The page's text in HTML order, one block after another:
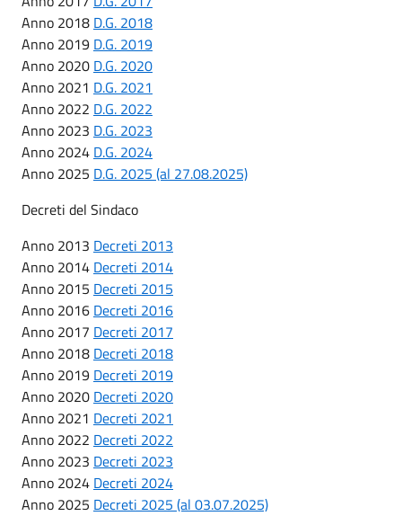
Anno 2018 D.G. 2018
Anno 2019 D.G. 2019
Anno 2020 D.G. 2020
Anno 2021 D.G. 2021
Anno 2022 D.G. 2022
Anno 2023 D.G. 2023
Anno 2024 D.G. 2024
Anno 2025 D.G. 2025 (al 27.08.2025)
Decreti del Sindaco
Anno 2013 Decreti 2013
Anno 2014 Decreti 2014
Anno 2015 Decreti 2015
Anno 2016 Decreti 2016
Anno 2017 Decreti 2017
Anno 2018 Decreti 2018
Anno 2019 Decreti 2019
Anno 2020 Decreti 2020
Anno 2021 Decreti 2021
Anno 2022 Decreti 2022
Anno 2023 Decreti 2023
Anno 2024 Decreti 2024
Anno 2025 Decreti 2025 (al 03.07.2025)